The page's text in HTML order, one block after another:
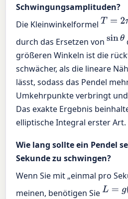
Schwingungsamplituden?
Die Kleinwinkelformel T= 2π L/
durch das Ersetzen vonsinθ
größeren Winkeln ist die
schwächer, als die lineare
lässt, sodass das Pendel
Umkehrpunkte verbringt
Das exakte Ergebnis
elliptische Integral erster Art.
Wie lang sollte ein Pendel
Sekunde zu schwingen?
Wenn Sie mit „einmal pro
meinen, benötigen SieL= g(T/